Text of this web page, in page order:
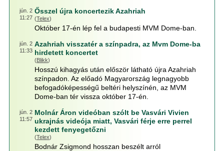
jún. 2
11:27
Ősszel újra koncertezik Azahriah
(Telex)
Október 17-én lép fel a budapesti MVM Dome-ban.
jún. 2
11:33
Azahriah visszatér a színpadra, az Mvm Dome-ba
hirdetett koncertet
(Blikk)
Hosszú kihagyás után először látható újra Azahriah
színpadon. Az előadó Magyarország legnagyobb
befogadóképességű beltéri helyszínén, az MVM
Dome-ban tér vissza október 17-én.
jún. 2
11:57
Molnár Áron videóban szólt be Vasvári Vivien
ukrajnás videója miatt, Vasvári férje erre perrel
kezdett fenyegetőzni
(Telex)
Bodnár Zsigmond hosszan beszélt arról